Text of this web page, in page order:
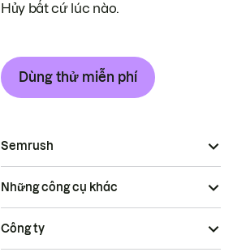
Hủy bất cứ lúc nào.
Dùng thử miễn phí
Semrush
Những công cụ khác
Công ty